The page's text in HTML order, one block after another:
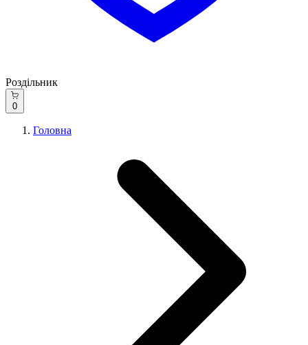
Роздільник
0
Головна